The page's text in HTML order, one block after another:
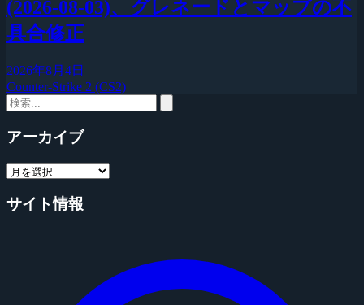
(2026-08-03)、グレネードとマップの不
具合修正
2026年8月4日
Counter-Strike 2 (CS2)
アーカイブ
サイト情報